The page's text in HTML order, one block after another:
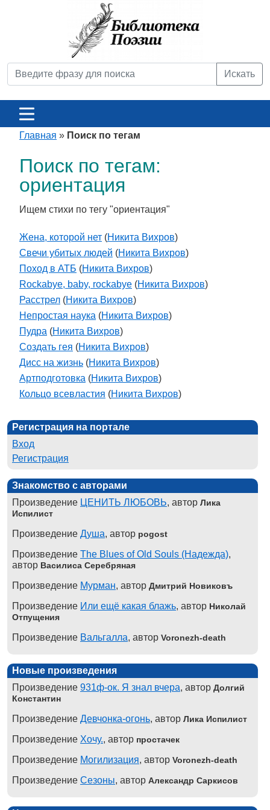
Искать
Главная » Поиск по тегам
Поиск по тегам:
ориентация
Ищем стихи по тегу "ориентация"
Жена, которой нет (Никита Вихров)
Свечи убитых людей (Никита Вихров)
Поход в АТБ (Никита Вихров)
Rockabye, baby, rockabye (Никита Вихров)
Расстрел (Никита Вихров)
Непростая наука (Никита Вихров)
Пудра (Никита Вихров)
Создать гея (Никита Вихров)
Дисс на жизнь (Никита Вихров)
Артподготовка (Никита Вихров)
Кольцо всевластия (Никита Вихров)
Регистрация на портале
Вход
Регистрация
Знакомство с авторами
Произведение ЦЕНИТЬ ЛЮБОВЬ, автор Лика
Испилист
Произведение Душа, автор pogost
Произведение The Blues of Old Souls (Надежда),
автор Василиса Серебряная
Произведение Мурман, автор Дмитрий Новиковъ
Произведение Или ещё какая блажь, автор Николай
Отпущения
Произведение Вальгалла, автор Voronezh-death
Новые произведения
Произведение 931ф-ок. Я знал вчера, автор Долгий
Константин
Произведение Девчонка-огонь, автор Лика Испилист
Произведение Хочу., автор простачек
Произведение Могилизация, автор Voronezh-death
Произведение Сезоны, автор Александр Саркисов